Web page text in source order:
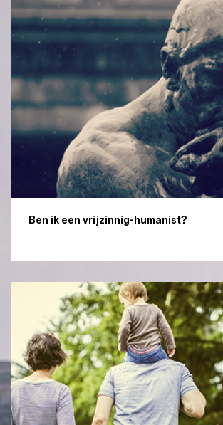
Ben ik een vrijzinnig-humanist?